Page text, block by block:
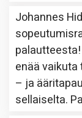
Johannes
enää
– ja
sellaiselta.